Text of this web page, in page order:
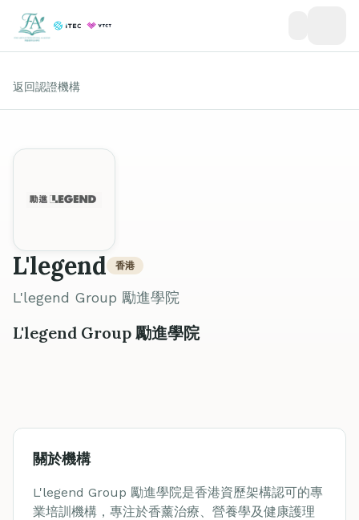
返回認證機構
L'legend 香港
L'legend Group 勵進學院
L'legend Group 勵進學院
關於機構
L'legend Group 勵進學院是香港資歷架構認可的專
業培訓機構，專注於香薰治療、營養學及健康護理